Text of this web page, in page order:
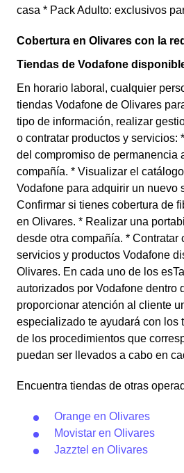
casa * Pack Adulto: exclusivos
Cobertura en Olivares con la
Tiendas de Vodafone
En horario laboral, cualquier
tiendas Vodafone de Olivares
tipo de información, realizar
o contratar productos y servicios:
del compromiso de permanencia
compañía. * Visualizar el
Vodafone para adquirir un nuevo
Confirmar si tienes cobertura de
en Olivares. * Realizar una
desde otra compañía. * Contratar
servicios y productos Vodafone
Olivares. En cada uno de los
autorizados por Vodafone dentro
proporcionar atención al cliente
especializado te ayudará con los
de los procedimientos que
puedan ser llevados a cabo en
Encuentra tiendas de otras
Orange en Olivares
Movistar en Olivares
Jazztel en Olivares